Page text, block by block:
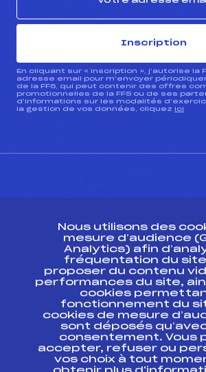
Inscription
En cliquant sur « inscription », j’autorise la
adresse email pour m’envoyer
de la FFS, qui peut contenir des offres
promotionnelles de la FFS ou de ses
d’informations sur les modalités
la gestion de vos données, cliquez ici
Ressources
Pass’Neige
Projet sportif fédéral
Projet de performance
Antidopage
Pôle Développement,
Scientifique
Listes ministérielles
Nous utilisons des
mesure d’audience
Analytics) afin
fréquentation du
proposer du contenu
performances du site,
cookies
fonctionnement du
cookies de mesure
sont déposés
consentement. Vous
accepter, refuser ou
vos choix à tout